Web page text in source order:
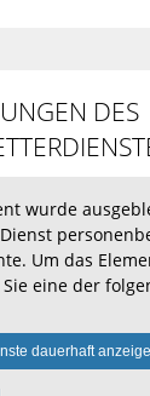
DES
wurde
Um das
eine der
dauerhaft